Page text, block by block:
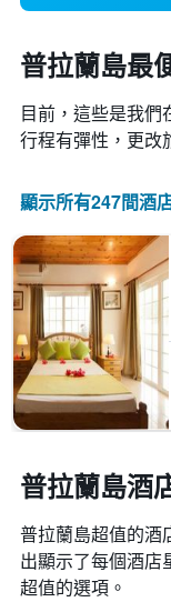
普拉蘭島最
目前，這些是我們
行程有彈性，更改
顯示所有247間酒
普拉蘭島酒
普拉蘭島超值的酒
出顯示了每個酒店
超值的選項。